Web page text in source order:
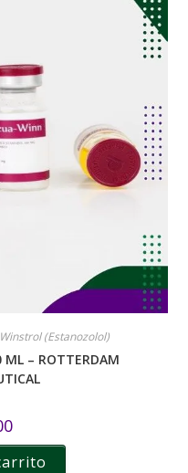
Winstrol (Estanozolol)
– ROTTERDAM